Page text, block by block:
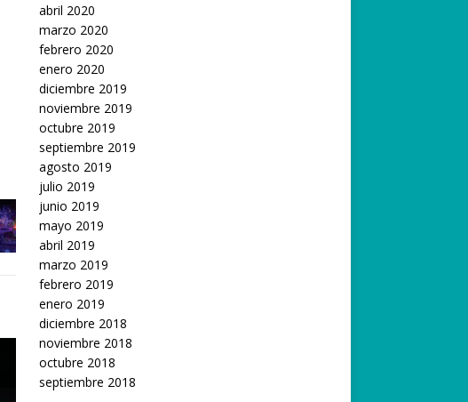
abril 2020
marzo 2020
febrero 2020
enero 2020
diciembre 2019
noviembre 2019
octubre 2019
septiembre 2019
agosto 2019
julio 2019
junio 2019
mayo 2019
abril 2019
marzo 2019
febrero 2019
enero 2019
diciembre 2018
noviembre 2018
octubre 2018
septiembre 2018